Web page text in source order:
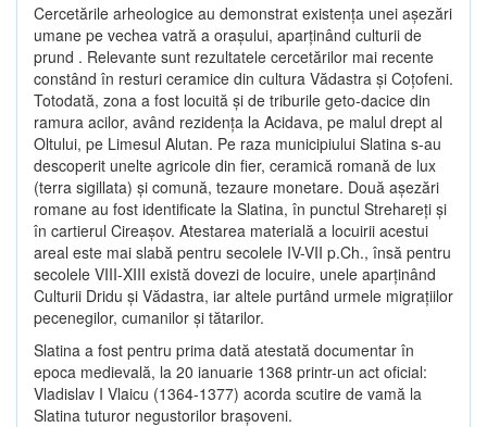
Cercetările arheologice au demonstrat existenţa unei aşezări
umane pe vechea vatră a oraşului, aparţinând culturii de
prund . Relevante sunt rezultatele cercetărilor mai recente
constând în resturi ceramice din cultura Vădastra şi Coţofeni.
Totodată, zona a fost locuită şi de triburile geto-dacice din
ramura acilor, având rezidenţa la Acidava, pe malul drept al
Oltului, pe Limesul Alutan. Pe raza municipiului Slatina s-au
descoperit unelte agricole din fier, ceramică romană de lux
(terra sigillata) şi comună, tezaure monetare. Două aşezări
romane au fost identificate la Slatina, în punctul Strehareţi şi
în cartierul Cireaşov. Atestarea materială a locuirii acestui
areal este mai slabă pentru secolele IV-VII p.Ch., însă pentru
secolele VIII-XIII există dovezi de locuire, unele aparţinând
Culturii Dridu şi Vădastra, iar altele purtând urmele migraţiilor
pecenegilor, cumanilor şi tătarilor.
Slatina a fost pentru prima dată atestată documentar în
epoca medievală, la 20 ianuarie 1368 printr-un act oficial:
Vladislav I Vlaicu (1364-1377) acorda scutire de vamă la
Slatina tuturor negustorilor braşoveni.